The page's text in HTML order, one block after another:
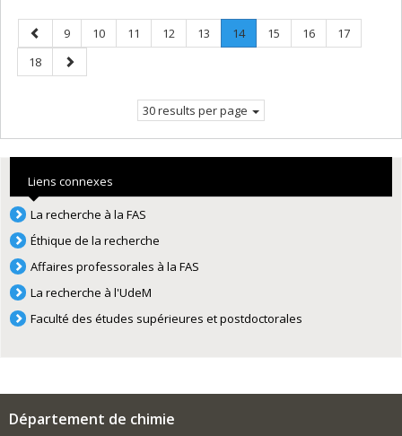
Previous
page
Page
9 Page
10 Page
11 Page
12 Page
13 Page
14.
Current
Page
15 Page
16 Page
17
Page
18
Next
page
30 results per page
Liens connexes
La recherche à la FAS
Éthique de la recherche
Affaires professorales à la FAS
La recherche à l'UdeM
Faculté des études supérieures et postdoctorales
Département de chimie